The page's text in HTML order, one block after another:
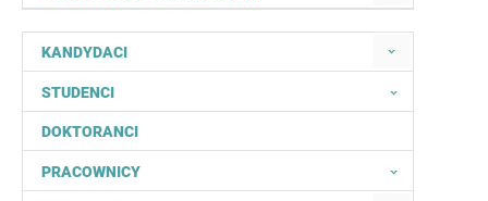
KANDYDACI
STUDENCI
DOKTORANCI
PRACOWNICY